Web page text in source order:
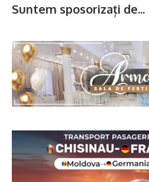
Suntem sposorizați de...